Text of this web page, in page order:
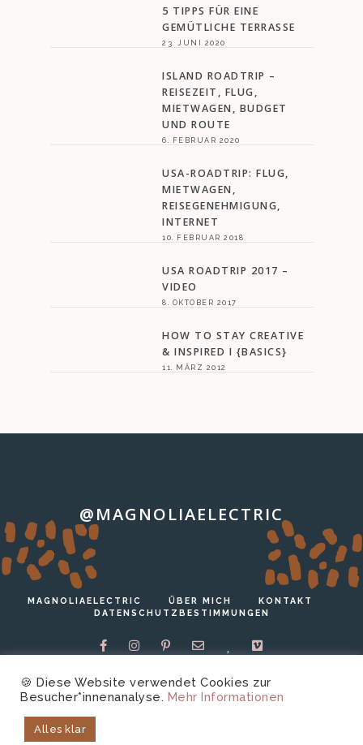
5 TIPPS FÜR EINE
GEMÜTLICHE TERRASSE
23. JUNI 2020
ISLAND ROADTRIP –
REISEZEIT, FLUG,
MIETWAGEN, BUDGET
UND ROUTE
6. FEBRUAR 2020
USA-ROADTRIP: FLUG,
MIETWAGEN,
REISEGENEHMIGUNG,
INTERNET
10. FEBRUAR 2018
USA ROADTRIP 2017 –
VIDEO
8. OKTOBER 2017
HOW TO STAY CREATIVE
& INSPIRED I {BASICS}
11. MÄRZ 2012
@MAGNOLIAELECTRIC
…
MAGNOLIAELECTRIC ÜBER MICH
KONTAKT
DATENSCHUTZBESTIMMUNGEN
Copyright © 2026 magnoliaelectric.
🍪 Diese Website verwendet Cookies zur
Besucher*innenanalyse. Mehr Informationen
Alles klar